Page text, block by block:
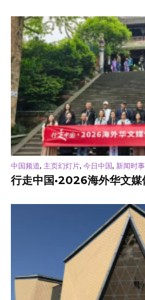
中国频道, 主页幻灯片, 今日中国, 新闻时事
行走中国·2026海外华文